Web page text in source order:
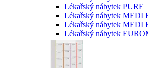
Lékařský nábytek PURE
Lékařský nábytek MEDI
Lékařský nábytek MEDI
Lékařský nábytek